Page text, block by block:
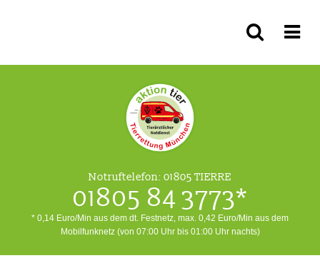
Notruftelefon: 01805 TIERRE
01805 84 3773*
* 0,14 Euro/Min aus dem dt. Festnetz, max. 0,42 Euro/Min aus dem
Mobilfunknetz (von 07:00 Uhr bis 01:00 Uhr nachts)